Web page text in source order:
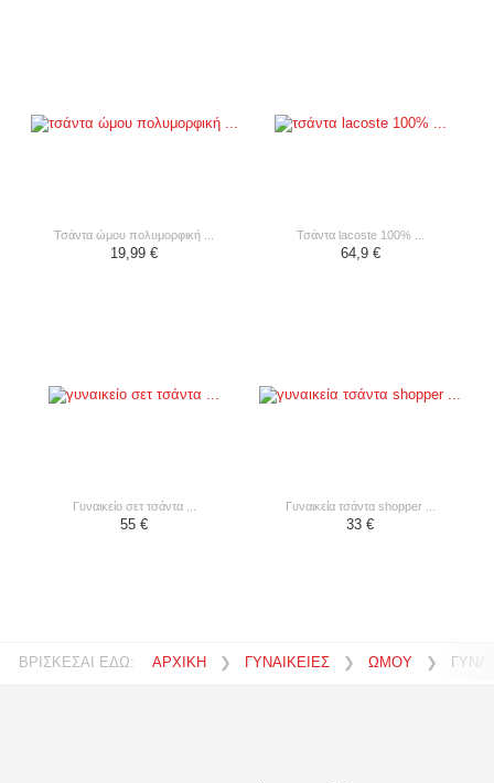
τσάντα ώμου πολυμορφική ...
19,99 €
τσάντα lacoste 100% ...
64,9 €
γυναικείo σετ τσάντα ...
55 €
γυναικεία τσάντα shopper ...
33 €
ΒΡΙΣΚΕΣΑΙ ΕΔΩ: ΑΡΧΙΚΗ ❯ ΓΥΝΑΙΚΕΙΕΣ ❯ ΩΜΟΥ ❯